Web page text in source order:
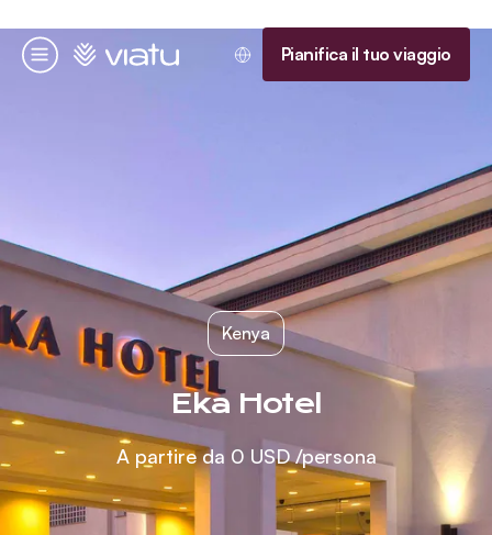
Menu
Homepage Pianifica il tuo viaggio
Kenya
Eka Hotel
A partire da 0 USD/persona